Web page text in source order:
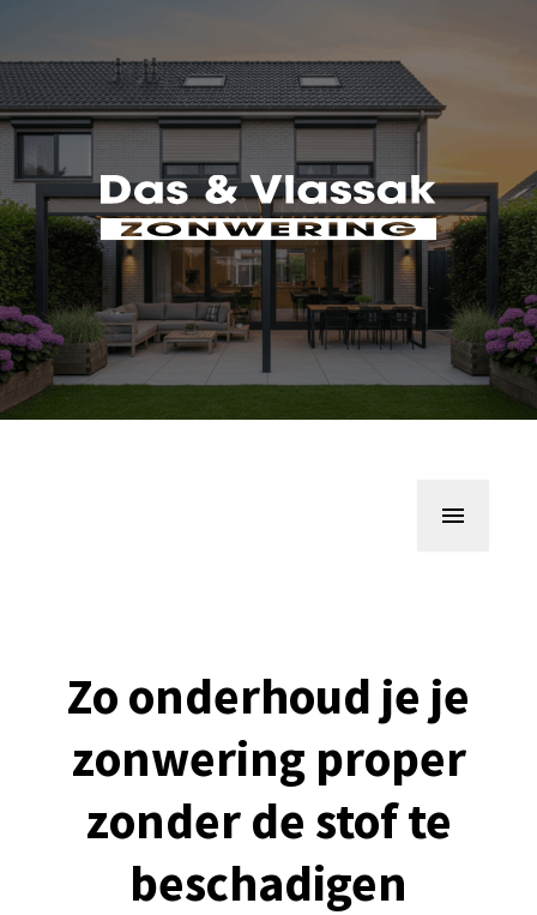
Zo onderhoud je je
zonwering proper
zonder de stof te
beschadigen